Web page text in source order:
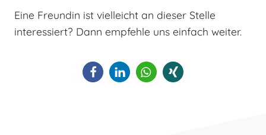
Eine Freundin ist vielleicht an dieser Stelle
interessiert? Dann empfehle uns einfach weiter.